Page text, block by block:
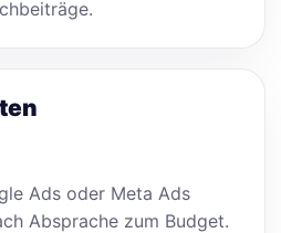
Ads oder Meta Ads
Absprache zum Budget.